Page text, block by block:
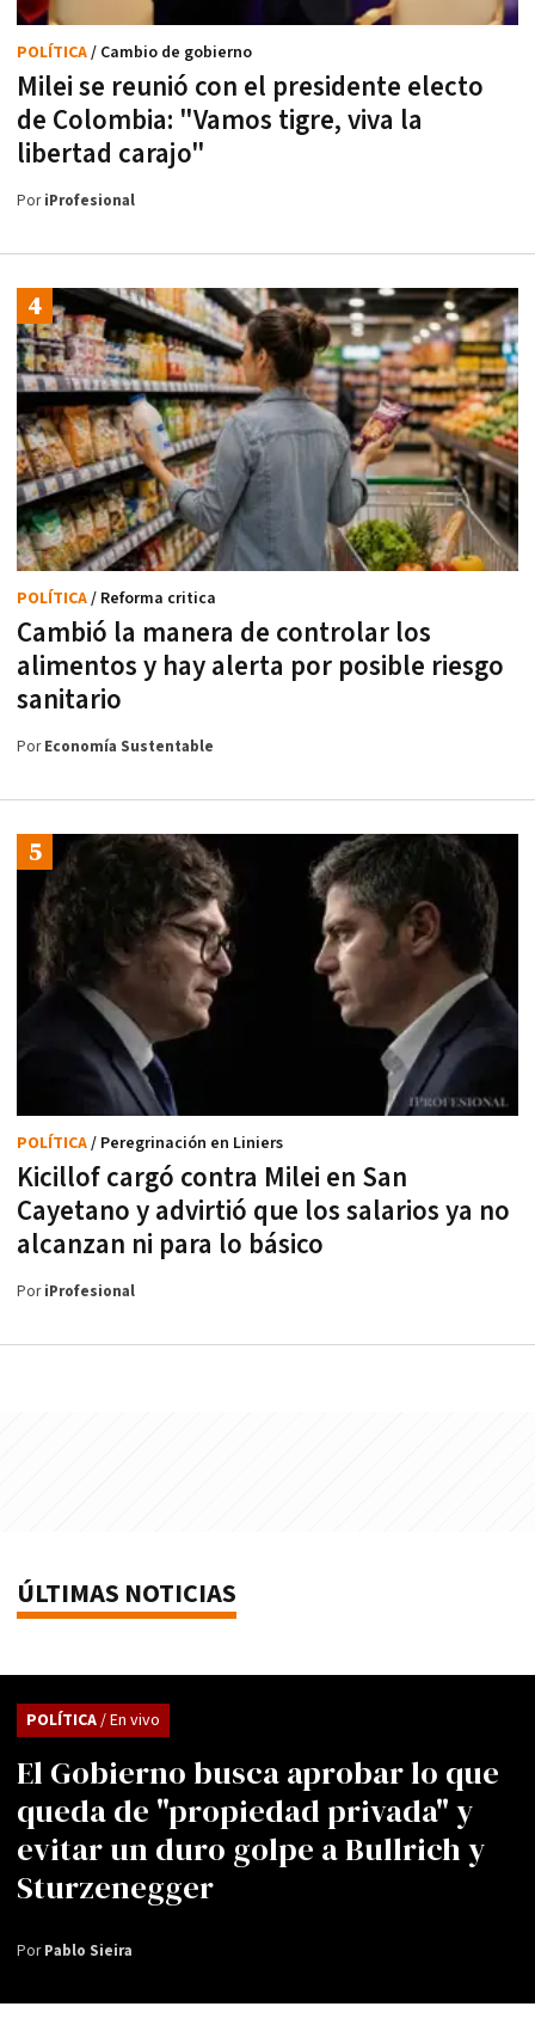
Milei se reunió con el presidente electo
de Colombia: "Vamos tigre, viva la
libertad carajo"
POLÍTICA/ Cambio de gobierno
PoriProfesional
Cambió la manera de controlar los
alimentos y hay alerta por posible riesgo
sanitario
POLÍTICA/ Reforma critica
PorEconomía Sustentable
Kicillof cargó contra Milei en San
Cayetano y advirtió que los salarios ya no
alcanzan ni para lo básico
POLÍTICA/ Peregrinación en Liniers
PoriProfesional
ÚLTIMAS NOTICIAS
El Gobierno busca aprobar lo que
queda de "propiedad privada" y
evitar un duro golpe a Bullrich y
Sturzenegger
POLÍTICA/ En vivo
PorPablo Sieira